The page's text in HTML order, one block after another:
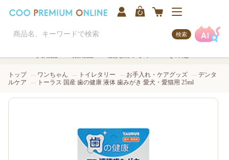
検索
トップ ワンちゃん トイレタリー お手入れ・ケアグッズ
デンタ
ルケア
トーラス 国産 歯の健康 液体 歯みがき 愛犬・愛猫用 25ml